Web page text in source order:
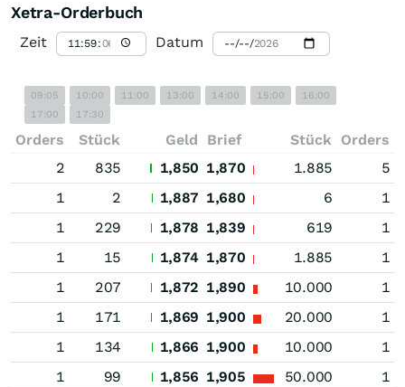
Xetra-Orderbuch
Zeit Datum
09:05 10:00 11:00 13:00 14:00 15:00
16:00
17:00
17:30
Orders Stück Geld Brief Stück
Orders
2
835 1,850 1,870 1.885
5
1
2 1,887 1,680 6
1
1
229 1,878 1,839 619
1
1
15 1,874 1,870 1.885
1
1
207 1,872 1,890 10.000
1
1
171 1,869 1,900 20.000
1
1
134 1,866 1,900 10.000
1
1
99 1,856 1,905 50.000
1